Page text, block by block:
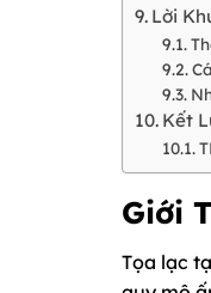
Lời
Kết
Giới
Tọa lạc